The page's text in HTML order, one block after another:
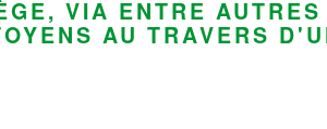
VIA ENTRE
AU TRAVERS